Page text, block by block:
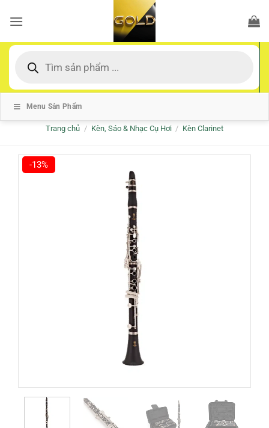
qua
dung
kiếm
Menu Sản Phẩm
Trang chủ / Kèn, Sáo & Nhạc Cụ Hơi / Kèn Clarinet
-13%